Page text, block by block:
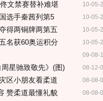
10-05-
文禁赛替补难堪
10-05-
选手秦茜列第5
10-05-
得两铜牌两第五
10-05-
名获60奥运积分
09-08-
08-12-
星驰致敬先》(图)
08-08-
区小朋友看柔道
08-08-
赞柔道最懂礼貌